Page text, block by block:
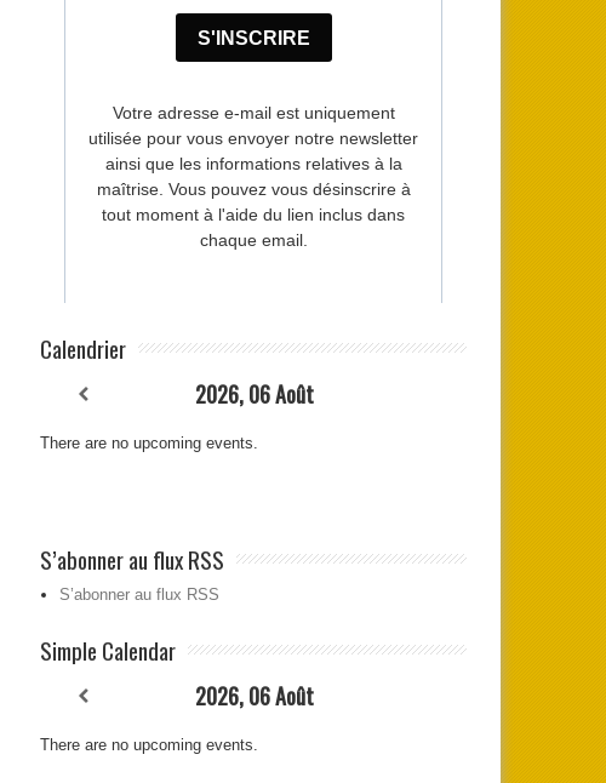
Calendrier
2026, 06 Août
There are no upcoming events.
S’abonner au flux RSS
S’abonner au flux RSS
Simple Calendar
2026, 06 Août
There are no upcoming events.